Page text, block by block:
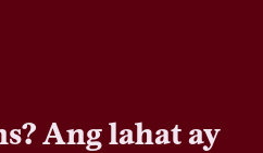
Ang lahat ay